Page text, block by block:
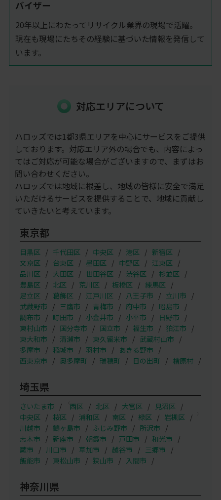
バイザー
20年以上にわたってリサイクル業界の現場で活躍。
現在も現場にたちその経験に基づいた情報を発信して
います。
対応エリアについて
ハロッズでは1都3県エリアを中心にサービスをご提供
しております。対応エリア外の場合でも、内容によっ
てはご対応が可能な場合がございますので、まずはお
問い合わせください。
ハロッズでは地域に根差し、地域の皆様に安全で満足
いただけるサービスを提供することで、地域に貢献し
ていきたいと考えています。
東京都
目黒区 千代田区 中央区 港区
新宿区
文京区
台東区 墨田区 中野区
江東区
品川区
大田区 世田谷区 渋谷区
杉並区
豊島区
北区 荒川区 板橋区
練馬区
足立区
葛飾区 江戸川区 八王子市
立川市
武蔵野市
三鷹市 青梅市 府中市
昭島市
調布市
町田市 小金井市 小平市
日野市
東村山市
国分寺市 国立市 福生市
狛江市
東大和市
清瀬市 東久留米市
武蔵村山市
多摩市
稲城市 羽村市
あきる野市
西東京市
奥多摩町 瑞穂町 日の出町 檜原村
埼玉県
さいたま市 （西区 北区 大宮区
見沼区
中央区
桜区 浦和区 南区 緑区 岩槻区 ）
川越市 鶴ヶ島市 ふじみ野市
所沢市
志木市
新座市 朝霞市 戸田市
和光市
蕨市
川口市 草加市 越谷市
三郷市
飯能市
東松山市 狭山市 入間市
神奈川県